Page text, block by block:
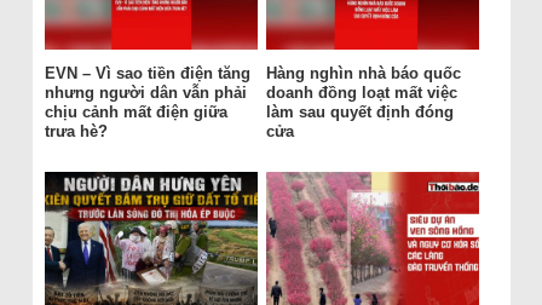
EVN – Vì sao tiền điện tăng
nhưng người dân vẫn phải
chịu cảnh mất điện giữa
trưa hè?
Hàng nghìn nhà báo quốc
doanh đồng loạt mất việc
làm sau quyết định đóng
cửa